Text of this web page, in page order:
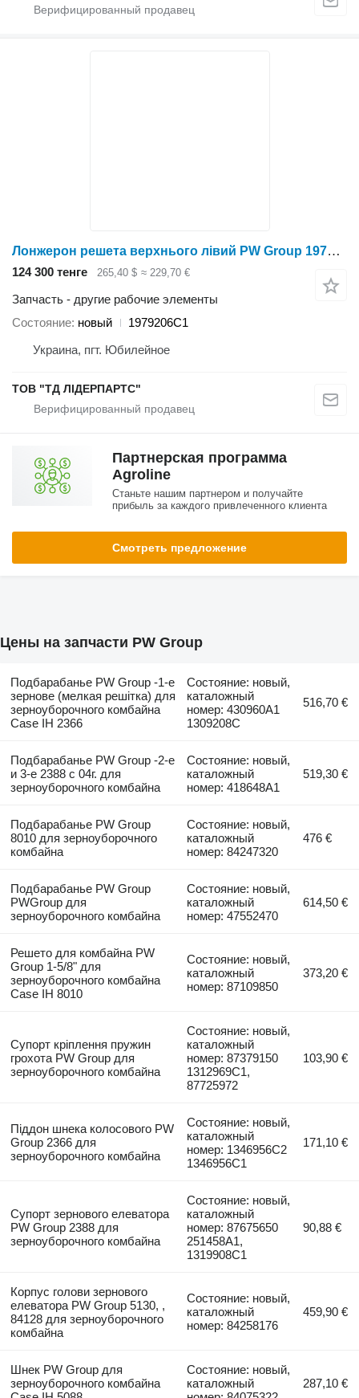
Лонжерон решета верхнього лівий PW Group 1979206C1 для зерноуборочного комбайна
124 300 тенге 265,40 $ ≈ 229,70 €
Запчасть - другие рабочие элементы
Состояние новый
1979206C1
Украина, пгт. Юбилейное
ТОВ "ТД ЛІДЕРПАРТС"
Партнерская программа
Agroline
Станьте нашим партнером и получайте
прибыль за каждого привлеченного клиента
Смотреть предложение
Цены на запчасти PW Group
Подбарабанье PW Group -1-е
зернове (мелкая решітка) для
зерноуборочного комбайна
Case IH 2366
Состояние: новый,
каталожный
номер: 430960A1
1309208C
516,70 €
Подбарабанье PW Group -2-е
и 3-е 2388 с 04г. для
зерноуборочного комбайна
Состояние: новый,
каталожный
номер: 418648A1
519,30 €
Подбарабанье PW Group
8010 для зерноуборочного
комбайна
Состояние: новый,
каталожный
номер: 84247320
476 €
Подбарабанье PW Group
PWGroup для
зерноуборочного комбайна
Состояние: новый,
каталожный
номер: 47552470
614,50 €
Решето для комбайна PW
Group 1-5/8" для
зерноуборочного комбайна
Case IH 8010
Состояние: новый,
каталожный
номер: 87109850
373,20 €
Супорт кріплення пружин
грохота PW Group для
зерноуборочного комбайна
Состояние: новый,
каталожный
номер: 87379150
1312969C1,
87725972
103,90 €
Піддон шнека колосового PW
Group 2366 для
зерноуборочного комбайна
Состояние: новый,
каталожный
номер: 1346956C2
1346956C1
171,10 €
Супорт зернового елеватора
PW Group 2388 для
зерноуборочного комбайна
Состояние: новый,
каталожный
номер: 87675650
251458A1,
1319908C1
90,88 €
Корпус голови зернового
елеватора PW Group 5130, ,
84128 для зерноуборочного
комбайна
Состояние: новый,
каталожный
номер: 84258176
459,90 €
Шнек PW Group для
зерноуборочного комбайна
Состояние: новый,
каталожный
287,10 €